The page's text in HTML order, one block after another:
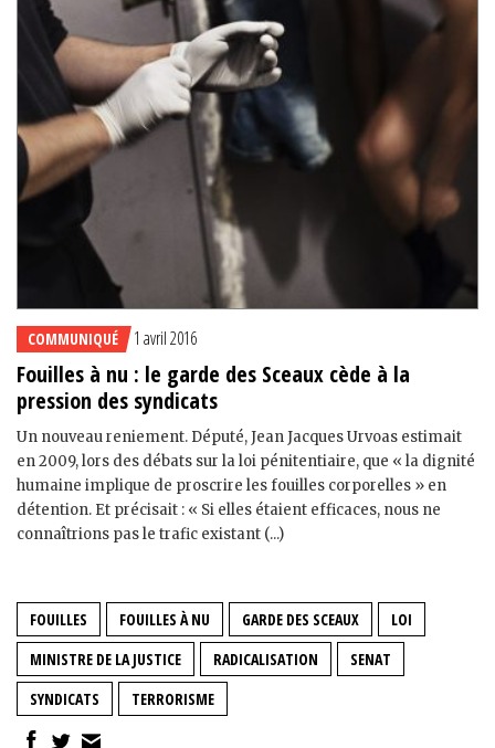
COMMUNIQUÉ 1 avril 2016
Fouilles à nu : le garde des Sceaux cède à la
pression des syndicats
Un nouveau reniement. Député, Jean Jacques Urvoas estimait
en 2009, lors des débats sur la loi pénitentiaire, que « la dignité
humaine implique de proscrire les fouilles corporelles » en
détention. Et précisait : « Si elles étaient efficaces, nous ne
connaîtrions pas le trafic existant (...)
FOUILLES FOUILLES À NU GARDE DES SCEAUX
LOI
MINISTRE DE LA JUSTICE
RADICALISATION
SENAT
SYNDICATS
TERRORISME